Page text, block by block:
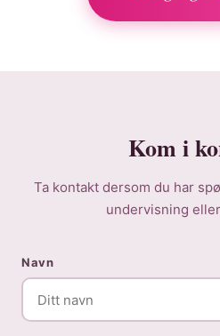
Kom i
Ta kontakt dersom du har
undervisning
Navn